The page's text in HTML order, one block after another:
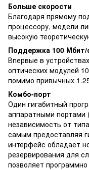
Больше скорости
Благодаря прямому
процессору, модели
высокую
Поддержка 100 Мбит/
Впервые в
оптических модулей
помимо привычных
Комбо-порт
Один гигабитный
аппаратными портами
независимость от
самым предоставляя
интерфейс обладает
резервирования для
позволяет